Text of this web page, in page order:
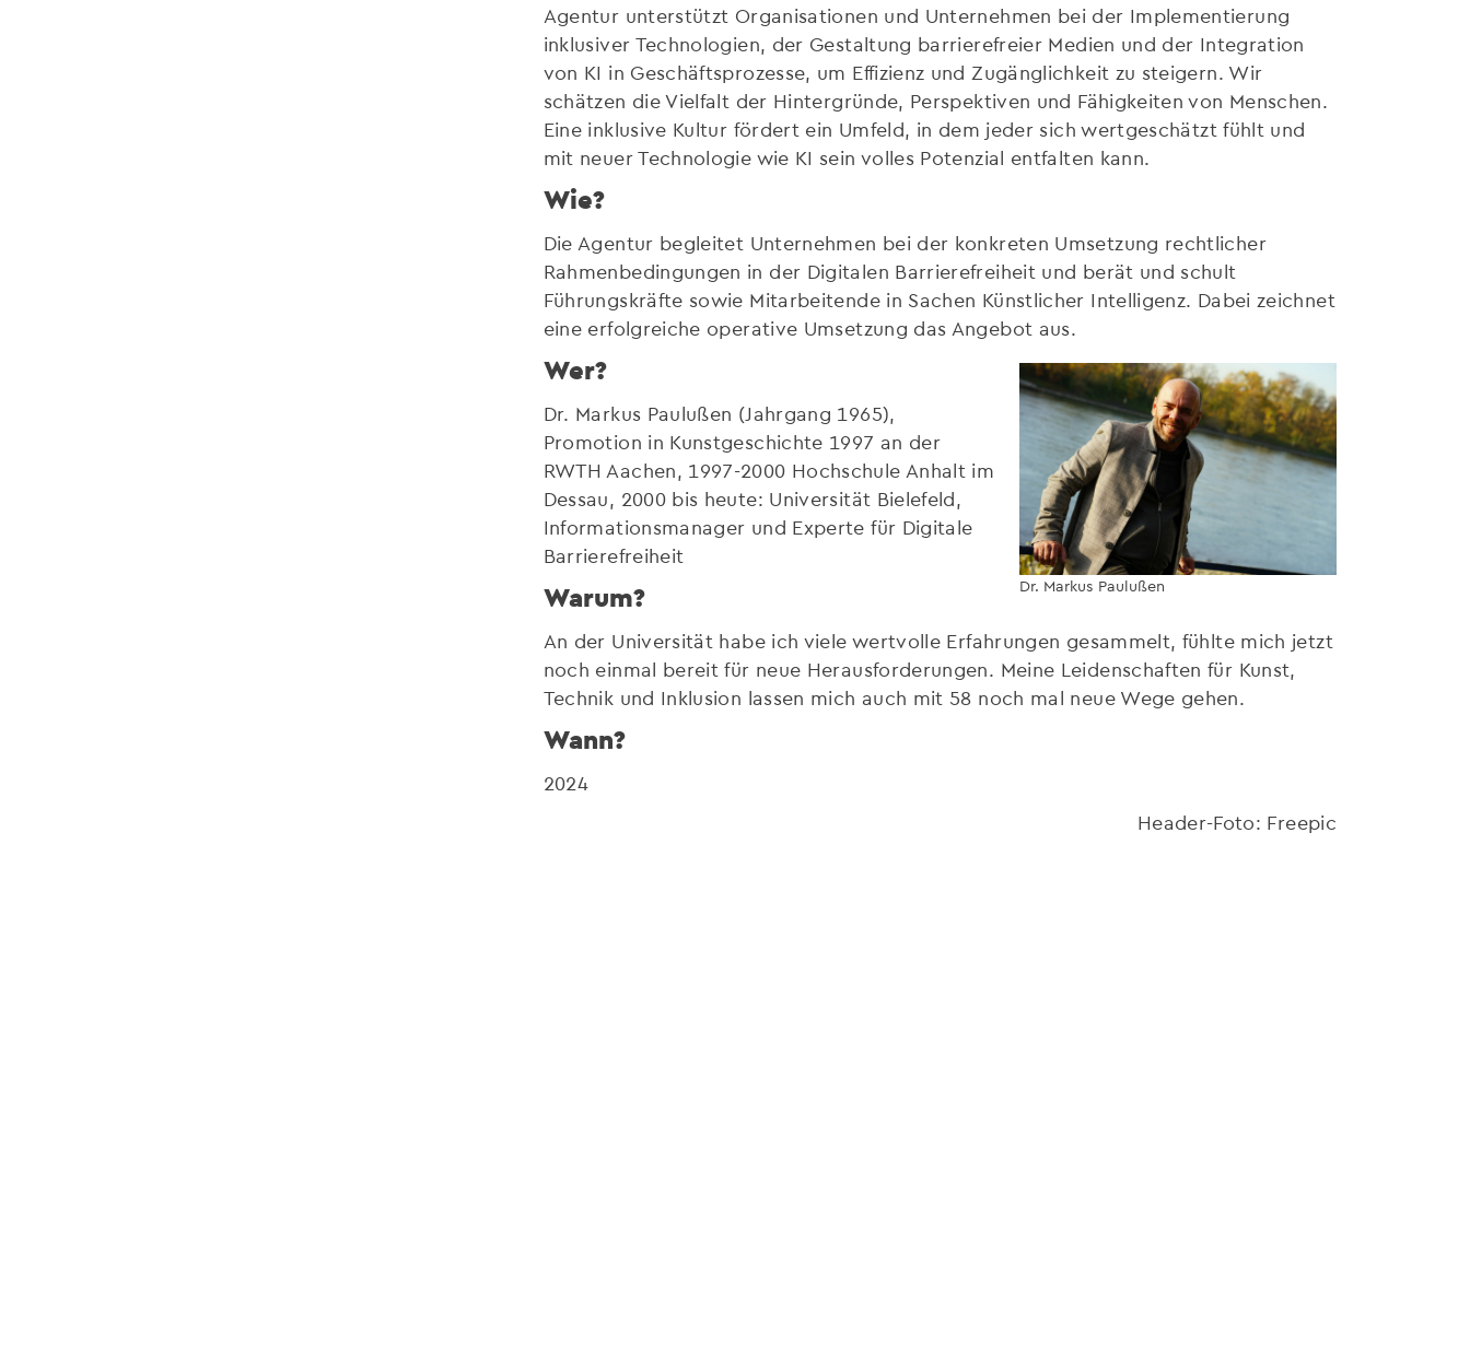
Agentur unterstützt Organisationen und Unternehmen bei der Implementierung
inklusiver Technologien, der Gestaltung barrierefreier Medien und der Integration
von KI in Geschäftsprozesse, um Effizienz und Zugänglichkeit zu steigern. Wir
schätzen die Vielfalt der Hintergründe, Perspektiven und Fähigkeiten von Menschen.
Eine inklusive Kultur fördert ein Umfeld, in dem jeder sich wertgeschätzt fühlt und
mit neuer Technologie wie KI sein volles Potenzial entfalten kann.
Wie?
Die Agentur begleitet Unternehmen bei der konkreten Umsetzung rechtlicher
Rahmenbedingungen in der Digitalen Barrierefreiheit und berät und schult
Führungskräfte sowie Mitarbeitende in Sachen Künstlicher Intelligenz. Dabei zeichnet
eine erfolgreiche operative Umsetzung das Angebot aus.
Dr. Markus Paulußen
Wer?
Dr. Markus Paulußen (Jahrgang 1965),
Promotion in Kunstgeschichte 1997 an der
RWTH Aachen, 1997-2000 Hochschule Anhalt im
Dessau, 2000 bis heute: Universität Bielefeld,
Informationsmanager und Experte für Digitale
Barrierefreiheit
Warum?
An der Universität habe ich viele wertvolle Erfahrungen gesammelt, fühlte mich jetzt
noch einmal bereit für neue Herausforderungen. Meine Leidenschaften für Kunst,
Technik und Inklusion lassen mich auch mit 58 noch mal neue Wege gehen.
Wann?
2024
Header-Foto: Freepic